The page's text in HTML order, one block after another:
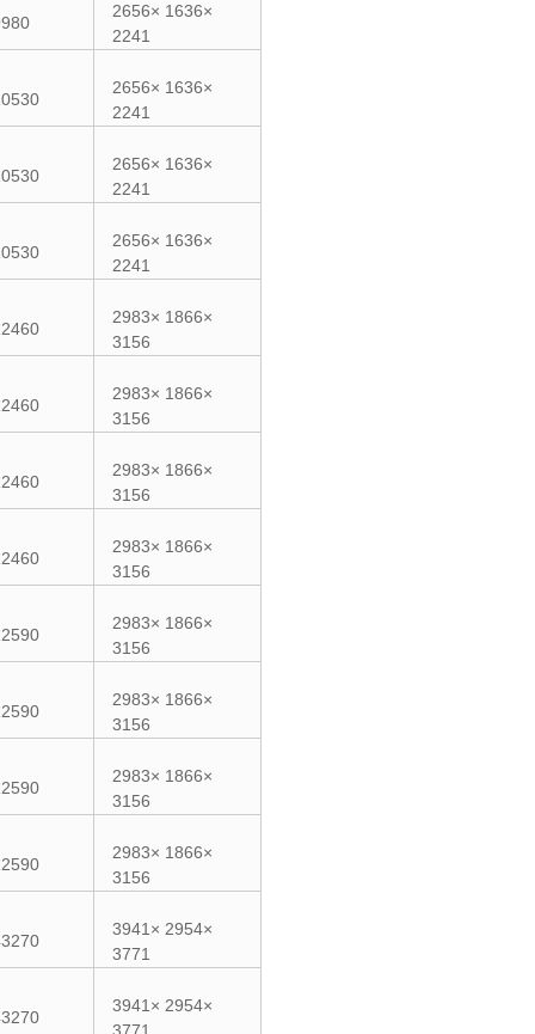
2656× 1636×
2241
2656× 1636×
2241
2656× 1636×
2241
2656× 1636×
2241
2983× 1866×
3156
2983× 1866×
3156
2983× 1866×
3156
2983× 1866×
3156
2983× 1866×
3156
2983× 1866×
3156
2983× 1866×
3156
2983× 1866×
3156
3941× 2954×
3771
3941× 2954×